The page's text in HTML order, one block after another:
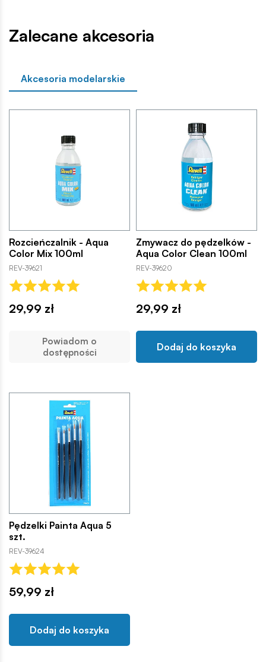
Zalecane akcesoria
Akcesoria modelarskie
Rozcieńczalnik - Aqua
Color Mix 100ml
REV-39621
29,99 zł
Powiadom o
dostępności
Zmywacz do pędzelków -
Aqua Color Clean 100ml
REV-39620
29,99 zł
Dodaj do koszyka
Pędzelki Painta Aqua 5
szt.
REV-39624
59,99 zł
Dodaj do koszyka